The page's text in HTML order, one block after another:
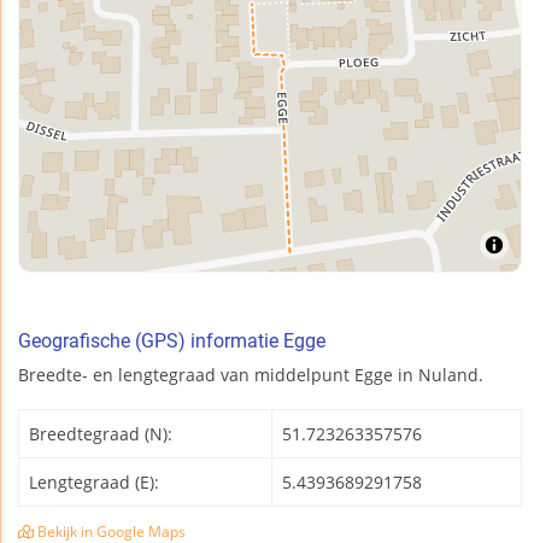
Geografische (GPS) informatie Egge
Breedte- en lengtegraad van middelpunt Egge in Nuland.
Breedtegraad (N): 51.723263357576
Lengtegraad (E): 5.4393689291758
Bekijk in Google Maps